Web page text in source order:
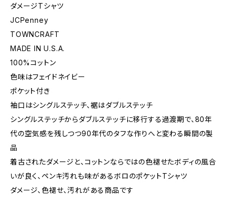
ダメージTシャツ
JCPenney
TOWNCRAFT
MADE IN U.S.A.
100%コットン
色味はフェイドネイビー
ポケット付き
袖口はシングルステッチ、裾はダブルステッチ
シングルステッチからダブルステッチに移行する過渡期で、80年
代の空気感を残しつつ90年代のタフな作りへと変わる瞬間の製
品
着古されたダメージと、コットンならではの色褪せたボディの風合
いが良く、ペンキ汚れも味があるボロのポケットTシャツ
ダメージ、色褪せ、汚れがある商品です